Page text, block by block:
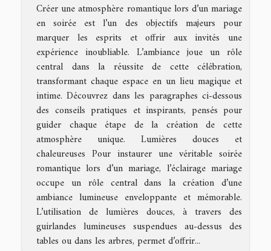
Créer une atmosphère romantique lors d’un mariage
en soirée est l’un des objectifs majeurs pour
marquer les esprits et offrir aux invités une
expérience inoubliable. L’ambiance joue un rôle
central dans la réussite de cette célébration,
transformant chaque espace en un lieu magique et
intime. Découvrez dans les paragraphes ci-dessous
des conseils pratiques et inspirants, pensés pour
guider chaque étape de la création de cette
atmosphère unique. Lumières douces et
chaleureuses Pour instaurer une véritable soirée
romantique lors d’un mariage, l’éclairage mariage
occupe un rôle central dans la création d’une
ambiance lumineuse enveloppante et mémorable.
L’utilisation de lumières douces, à travers des
guirlandes lumineuses suspendues au-dessus des
tables ou dans les arbres, permet d’offrir...